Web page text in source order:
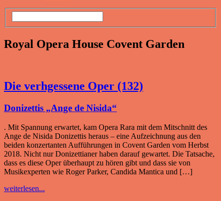
Royal Opera House Covent Garden
Die verhgessene Oper (132)
Donizettis „Ange de Nisida“
. Mit Spannung erwartet, kam Opera Rara mit dem Mitschnitt des
Ange de Nisida Donizettis heraus – eine Aufzeichnung aus den
beiden konzertanten Aufführungen in Covent Garden vom Herbst
2018. Nicht nur Donizettianer haben darauf gewartet. Die Tatsache,
dass es diese Oper überhaupt zu hören gibt und dass sie von
Musikexperten wie Roger Parker, Candida Mantica und […]
weiterlesen...